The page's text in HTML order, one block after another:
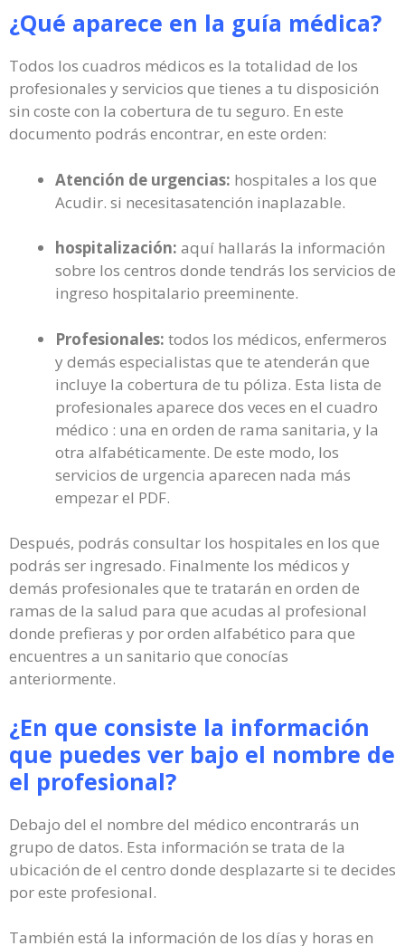
¿Qué aparece en la guía médica?
Todos los cuadros médicos es la totalidad de los
profesionales y servicios que tienes a tu disposición
sin coste con la cobertura de tu seguro. En este
documento podrás encontrar, en este orden:
Atención de urgencias: hospitales a los que
Acudir. si necesitasatención inaplazable.
hospitalización: aquí hallarás la información
sobre los centros donde tendrás los servicios de
ingreso hospitalario preeminente.
Profesionales: todos los médicos, enfermeros
y demás especialistas que te atenderán que
incluye la cobertura de tu póliza. Esta lista de
profesionales aparece dos veces en el cuadro
médico : una en orden de rama sanitaria, y la
otra alfabéticamente. De este modo, los
servicios de urgencia aparecen nada más
empezar el PDF.
Después, podrás consultar los hospitales en los que
podrás ser ingresado. Finalmente los médicos y
demás profesionales que te tratarán en orden de
ramas de la salud para que acudas al profesional
donde prefieras y por orden alfabético para que
encuentres a un sanitario que conocías
anteriormente.
¿En que consiste la información
que puedes ver bajo el nombre de
el profesional?
Debajo del el nombre del médico encontrarás un
grupo de datos. Esta información se trata de la
ubicación de el centro donde desplazarte si te decides
por este profesional.
También está la información de los días y horas en